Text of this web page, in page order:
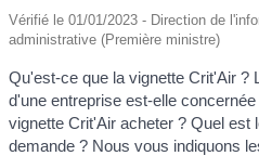
Vérifié le 01/01/2023 - Direction de
administrative (Première ministre)
Qu'est-ce que la vignette Crit'Air ?
d'une entreprise est-elle
vignette Crit'Air acheter ? Quel est
demande ? Nous vous indiquons